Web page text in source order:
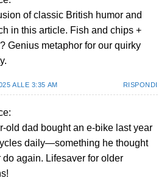
of classic British humor and
in this article. Fish and chips +
Genius metaphor for our quirky
ALLE 3:35 AM RISPONDI
old dad bought an e-bike last year
daily—something he thought
do again. Lifesaver for older